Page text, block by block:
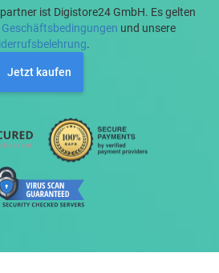
ist Digistore24 GmbH. Es gelten
Geschäftsbedingungen und unsere
.
Jetzt kaufen